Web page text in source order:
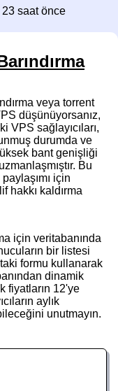
23 saat önce
veya torrent
düşünüyorsanız,
VPS sağlayıcıları,
durumda ve
bant genişliği
Bu
için
hakkı kaldırma
için veritabanında
bir listesi
formu kullanarak
dinamik
fiyatların 12'ye
aylık
unutmayın.